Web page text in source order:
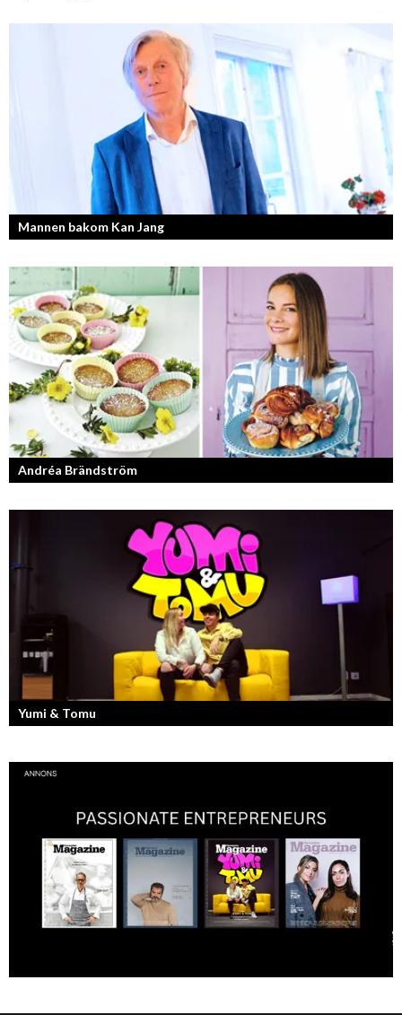
Mannen bakom Kan Jang
Georg Wikman är grundaren bakom hälsopreparaten Arctic Root, Kan
Jang, Chisan och nya Adapt-serien.
Andréa Brändström
Vinnare av Hela Sverige Bakar 2017.
Yumi & Tomu
Läs mer om deras liv som YouTubers och Entreprenörer